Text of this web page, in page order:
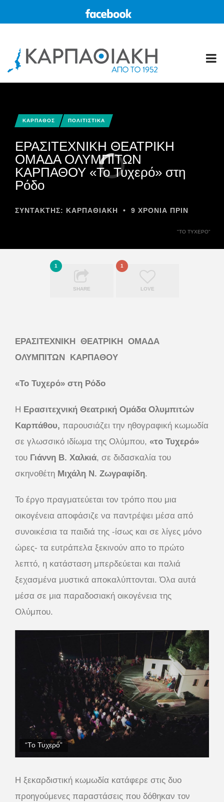
"ΤΟ ΤΥΧΕΡΌ"
ΚΑΡΠΑΘΟΣ ΠΟΛΙΤΙΣΤΙΚΑ
ΕΡΑΣΙΤΕΧΝΙΚΗ ΘΕΑΤΡΙΚΗ
ΟΜΑΔΑ ΟΛΥΜΠΙΤΩΝ
ΚΑΡΠΑΘΟΥ «Το Τυχερό» στη
Ρόδο
ΣΥΝΤΆΚΤΗΣ: ΚΑΡΠΑΘΙΑΚΗ • 9 ΧΡΌΝΙΑ ΠΡΙΝ
1
SHARE
1
LOVE
ΕΡΑΣΙΤΕΧΝΙΚΗ ΘΕΑΤΡΙΚΗ ΟΜΑΔΑ
ΟΛΥΜΠΙΤΩΝ ΚΑΡΠΑΘΟΥ
«Το Τυχερό» στη Ρόδο
Η Ερασιτεχνική Θεατρική Ομάδα Ολυμπιτών
Καρπάθου, παρουσιάζει την ηθογραφική κωμωδία
σε γλωσσικό ιδίωμα της Ολύμπου, «το Τυχερό»
του Γιάννη Β. Χαλκιά, σε διδασκαλία του
σκηνοθέτη Μιχάλη Ν. Ζωγραφίδη.
Το έργο πραγματεύεται τον τρόπο που μια
οικογένεια αποφάσιζε να παντρέψει μέσα από
συνοικέσια τα παιδιά της -ίσως και σε λίγες μόνο
ώρες- τα ευτράπελα ξεκινούν απο το πρώτο
λεπτό, η κατάσταση μπερδεύεται και παλιά
ξεχασμένα μυστικά αποκαλύπτονται. Όλα αυτά
μέσα σε μια παραδοσιακή οικογένεια της
Ολύμπου.
“Το Τυχερό”
Η ξεκαρδιστική κωμωδία κατάφερε στις δυο
προηγούμενες παραστάσεις που δόθηκαν τον